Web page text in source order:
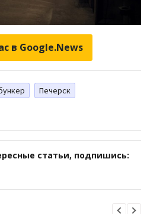
в Google.News
Печерск
статьи, подпишись: